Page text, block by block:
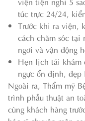
túc trực 24/24,
Trước khi ra viện,
cách chăm sóc tại
ngơi và vận động
Hẹn lịch tái khám
ngực ổn định, đẹp
Ngoài ra, Thẩm mỹ
trình phẫu thuật an
cùng khách hàng